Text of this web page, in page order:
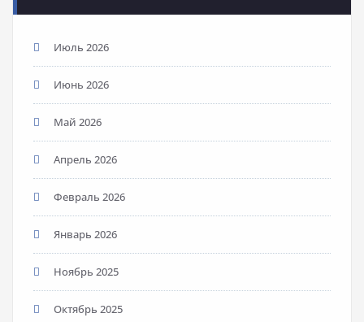
Июль 2026
Июнь 2026
Май 2026
Апрель 2026
Февраль 2026
Январь 2026
Ноябрь 2025
Октябрь 2025